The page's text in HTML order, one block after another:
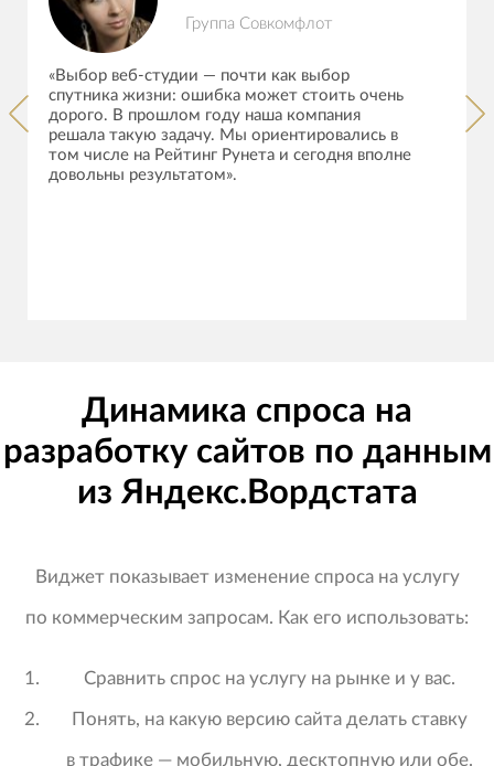
Группа Совкомфлот
«Выбор веб-студии — почти как выбор
спутника жизни: ошибка может стоить очень
дорого. В прошлом году наша компания
решала такую задачу. Мы ориентировались в
том числе на Рейтинг Рунета и сегодня вполне
довольны результатом».
Динамика спроса на
разработку сайтов по данным
из Яндекс.Вордстата
Виджет показывает изменение спроса на услугу
по коммерческим запросам. Как его использовать:
Сравнить спрос на услугу на рынке и у вас.
Понять, на какую версию сайта делать ставку
в трафике — мобильную, десктопную или обе.